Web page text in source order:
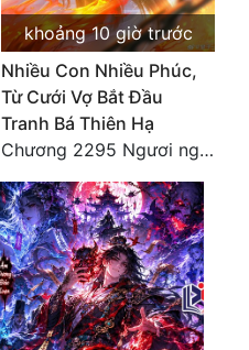
khoảng 10 giờ trước
Nhiều Con Nhiều Phúc,
Từ Cưới Vợ Bắt Đầu
Tranh Bá Thiên Hạ
Chương 2295 Ngươi nghĩ chuyện Đại Viêm tiên triều làm có thể giấu được thiên hạ sao?